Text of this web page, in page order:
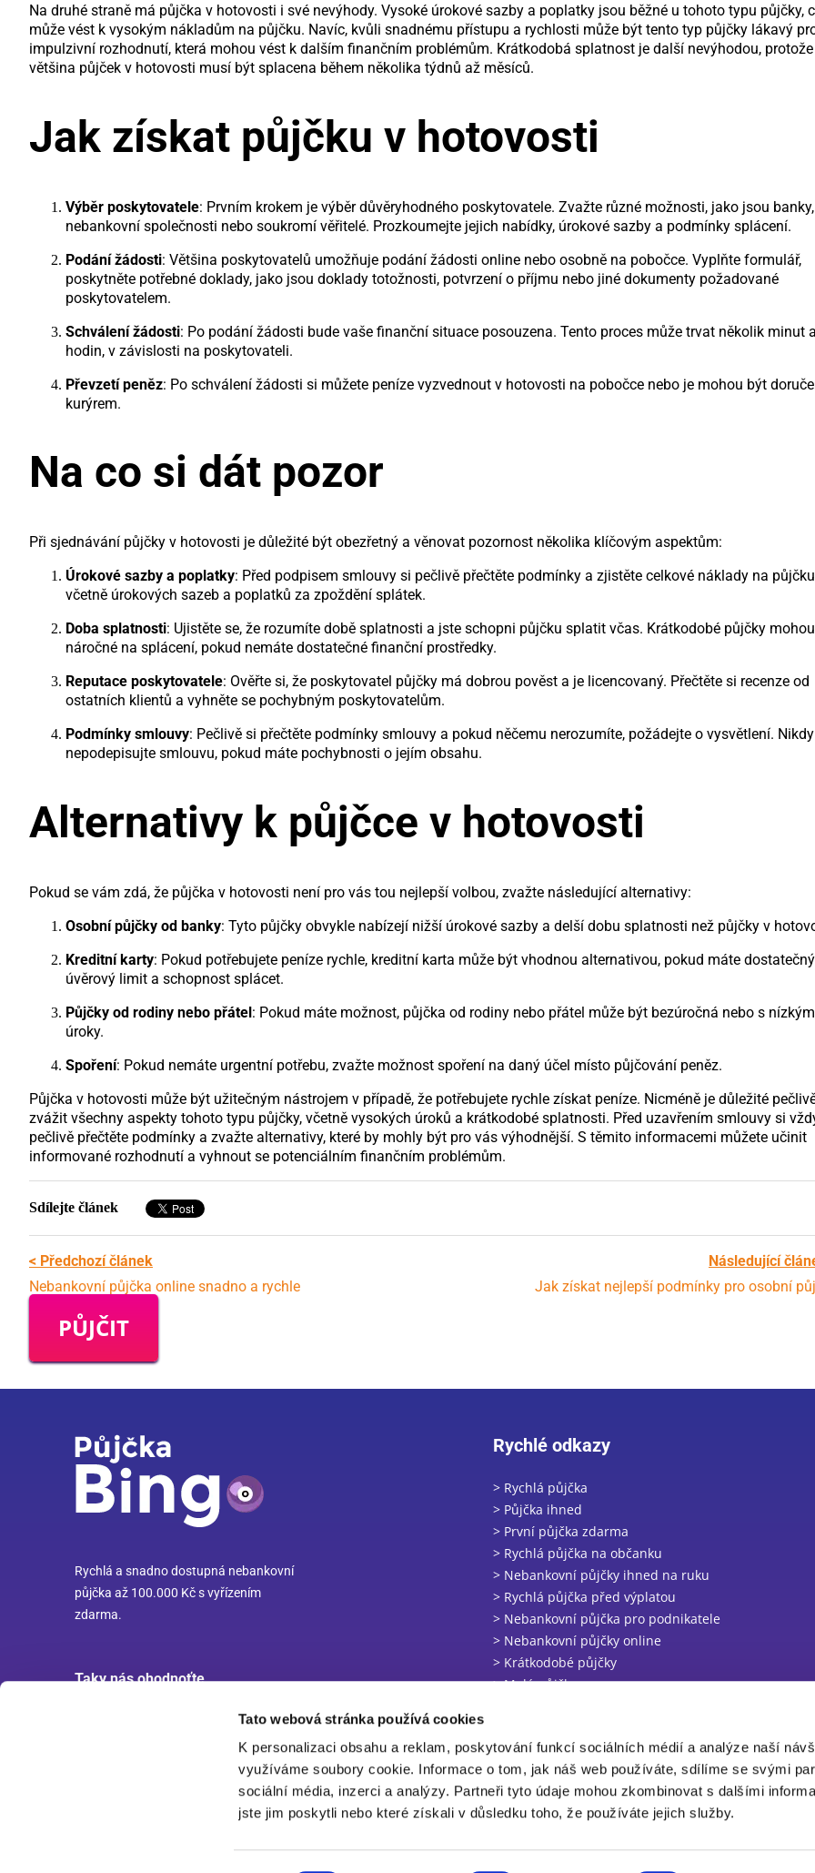
Tato webová stránka používá cookies
K personalizaci obsahu a reklam, poskytování funkcí sociálních médií a analýze naší
využíváme soubory cookie. Informace o tom, jak náš web používáte, sdílíme se svými
sociální média, inzerci a analýzy. Partneři tyto údaje mohou zkombinovat s dalšími
jste jim poskytli nebo které získali v důsledku toho, že používáte jejich služby.
Na druhé straně má půjčka v hotovosti i své nevýhody. Vysoké úrokové sazby a poplatky jsou běžné u tohoto typu půjčky,
může vést k vysokým nákladům na půjčku. Navíc, kvůli snadnému přístupu a rychlosti může být tento typ půjčky lákavý
impulzivní rozhodnutí, která mohou vést k dalším finančním problémům. Krátkodobá splatnost je další nevýhodou, protože
většina půjček v hotovosti musí být splacena během několika týdnů až měsíců.
Jak získat půjčku v hotovosti
Výběr poskytovatele: Prvním krokem je výběr důvěryhodného poskytovatele. Zvažte různé možnosti, jako jsou banky,
nebankovní společnosti nebo soukromí věřitelé. Prozkoumejte jejich nabídky, úrokové sazby a podmínky splácení.
Podání žádosti: Většina poskytovatelů umožňuje podání žádosti online nebo osobně na pobočce. Vyplňte formulář,
poskytněte potřebné doklady, jako jsou doklady totožnosti, potvrzení o příjmu nebo jiné dokumenty požadované
poskytovatelem.
Schválení žádosti: Po podání žádosti bude vaše finanční situace posouzena. Tento proces může trvat několik minut
hodin, v závislosti na poskytovateli.
Převzetí peněz: Po schválení žádosti si můžete peníze vyzvednout v hotovosti na pobočce nebo je mohou být
kurýrem.
Na co si dát pozor
Při sjednávání půjčky v hotovosti je důležité být obezřetný a věnovat pozornost několika klíčovým aspektům:
Úrokové sazby a poplatky: Před podpisem smlouvy si pečlivě přečtěte podmínky a zjistěte celkové náklady na
včetně úrokových sazeb a poplatků za zpoždění splátek.
Doba splatnosti: Ujistěte se, že rozumíte době splatnosti a jste schopni půjčku splatit včas. Krátkodobé půjčky
náročné na splácení, pokud nemáte dostatečné finanční prostředky.
Reputace poskytovatele: Ověřte si, že poskytovatel půjčky má dobrou pověst a je licencovaný. Přečtěte si recenze od
ostatních klientů a vyhněte se pochybným poskytovatelům.
Podmínky smlouvy: Pečlivě si přečtěte podmínky smlouvy a pokud něčemu nerozumíte, požádejte o vysvětlení. Nikdy
nepodepisujte smlouvu, pokud máte pochybnosti o jejím obsahu.
Alternativy k půjčce v hotovosti
Pokud se vám zdá, že půjčka v hotovosti není pro vás tou nejlepší volbou, zvažte následující alternativy:
Osobní půjčky od banky: Tyto půjčky obvykle nabízejí nižší úrokové sazby a delší dobu splatnosti než půjčky v
Kreditní karty: Pokud potřebujete peníze rychle, kreditní karta může být vhodnou alternativou, pokud máte dostatečný
úvěrový limit a schopnost splácet.
Půjčky od rodiny nebo přátel: Pokud máte možnost, půjčka od rodiny nebo přátel může být bezúročná nebo s
úroky.
Spoření: Pokud nemáte urgentní potřebu, zvažte možnost spoření na daný účel místo půjčování peněz.
Půjčka v hotovosti může být užitečným nástrojem v případě, že potřebujete rychle získat peníze. Nicméně je důležité
zvážit všechny aspekty tohoto typu půjčky, včetně vysokých úroků a krátkodobé splatnosti. Před uzavřením smlouvy si
pečlivě přečtěte podmínky a zvažte alternativy, které by mohly být pro vás výhodnější. S těmito informacemi můžete učinit
informované rozhodnutí a vyhnout se potenciálním finančním problémům.
Sdílejte článek
< Předchozí článek
Nebankovní půjčka online snadno a rychle
Následující
Jak získat nejlepší podmínky pro osobní
PŮJČIT
Rychlá a snadno dostupná nebankovní
půjčka až 100.000 Kč s vyřízením
zdarma.
Taky nás ohodnoťte
4.7/5 a ohodnotilo nás 622 zákazníků
Rychlé odkazy
> Rychlá půjčka
> Půjčka ihned
> První půjčka zdarma
> Rychlá půjčka na občanku
> Nebankovní půjčky ihned na ruku
> Rychlá půjčka před výplatou
> Nebankovní půjčka pro podnikatele
> Nebankovní půjčky online
> Krátkodobé půjčky
> Malé půjčky